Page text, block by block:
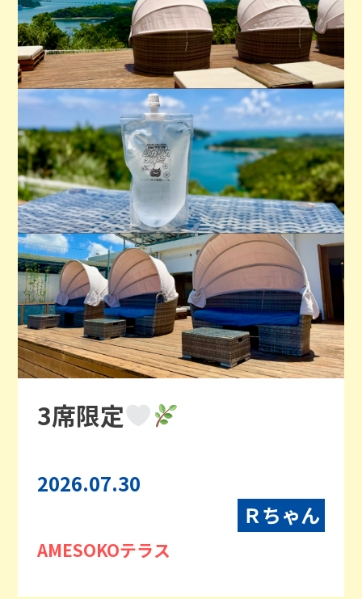
3席限定
2026.07.30
Ｒちゃん
AMESOKOテラス